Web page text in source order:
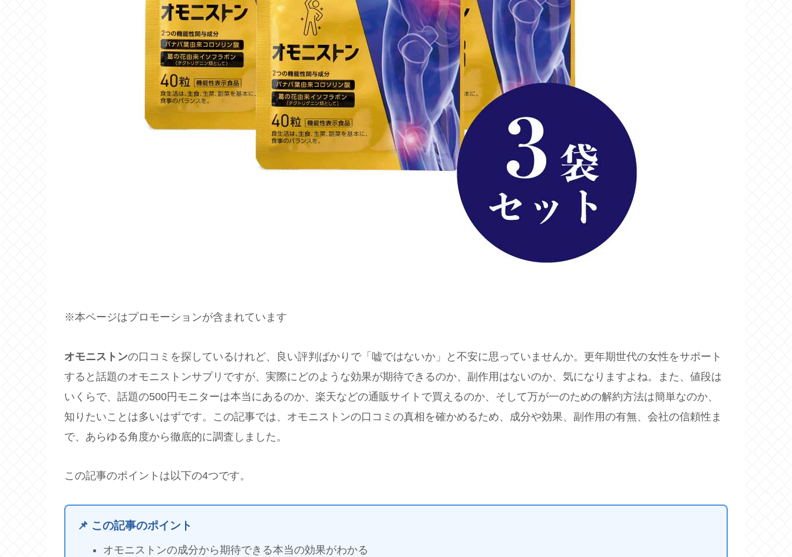
※本ページはプロモーションが含まれています
オモニストンの口コミを探しているけれど、良い評判ばかりで「嘘ではないか」と不安に思っていませんか。更年期世代の女性をサポート
すると話題のオモニストンサプリですが、実際にどのような効果が期待できるのか、副作用はないのか、気になりますよね。また、値段は
いくらで、話題の500円モニターは本当にあるのか、楽天などの通販サイトで買えるのか、そして万が一のための解約方法は簡単なのか、
知りたいことは多いはずです。この記事では、オモニストンの口コミの真相を確かめるため、成分や効果、副作用の有無、会社の信頼性ま
で、あらゆる角度から徹底的に調査しました。
この記事のポイントは以下の4つです。
📌 この記事のポイント
オモニストンの成分から期待できる本当の効果がわかる